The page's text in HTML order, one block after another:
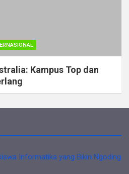
Kampus Top dan
Informatika yang Bikin Ngoding